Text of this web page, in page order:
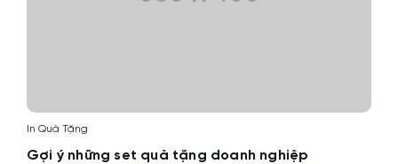
In Quà Tặng
Gợi ý những set quà tặng doanh nghiệp